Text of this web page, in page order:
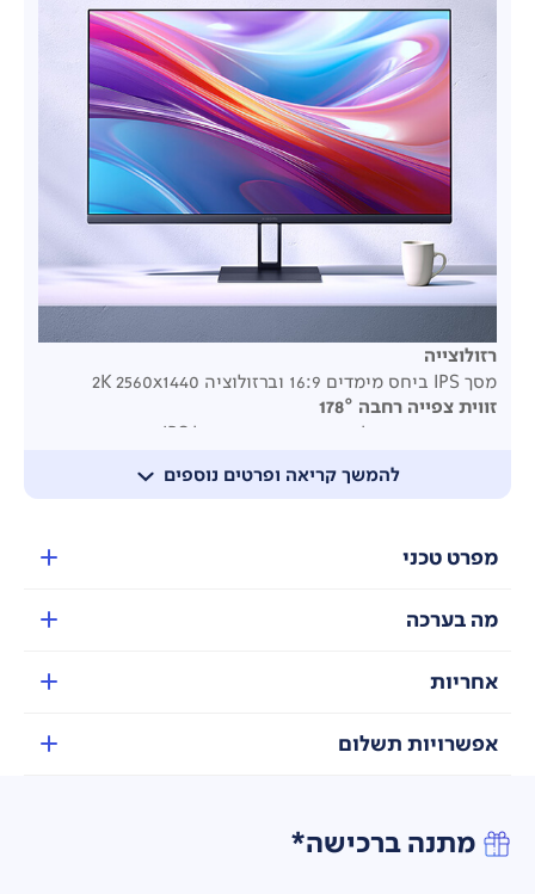
להמשך קריאה ופרטים נוספים
רזולוצייה
מסך IPS ביחס מימדים 16:9 וברזולוציה 2K 2560x1440
זווית צפייה רחבה 178°
מפרט טכני
מה בערכה
אחריות
אפשרויות תשלום
מתנה ברכישה*